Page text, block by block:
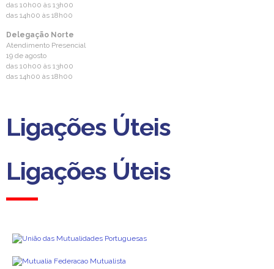
das 10h00 às 13h00
das 14h00 às 18h00
Delegação Norte
Atendimento Presencial
19 de agosto
das 10h00 às 13h00
das 14h00 às 18h00
Ligações Úteis
Ligações Úteis